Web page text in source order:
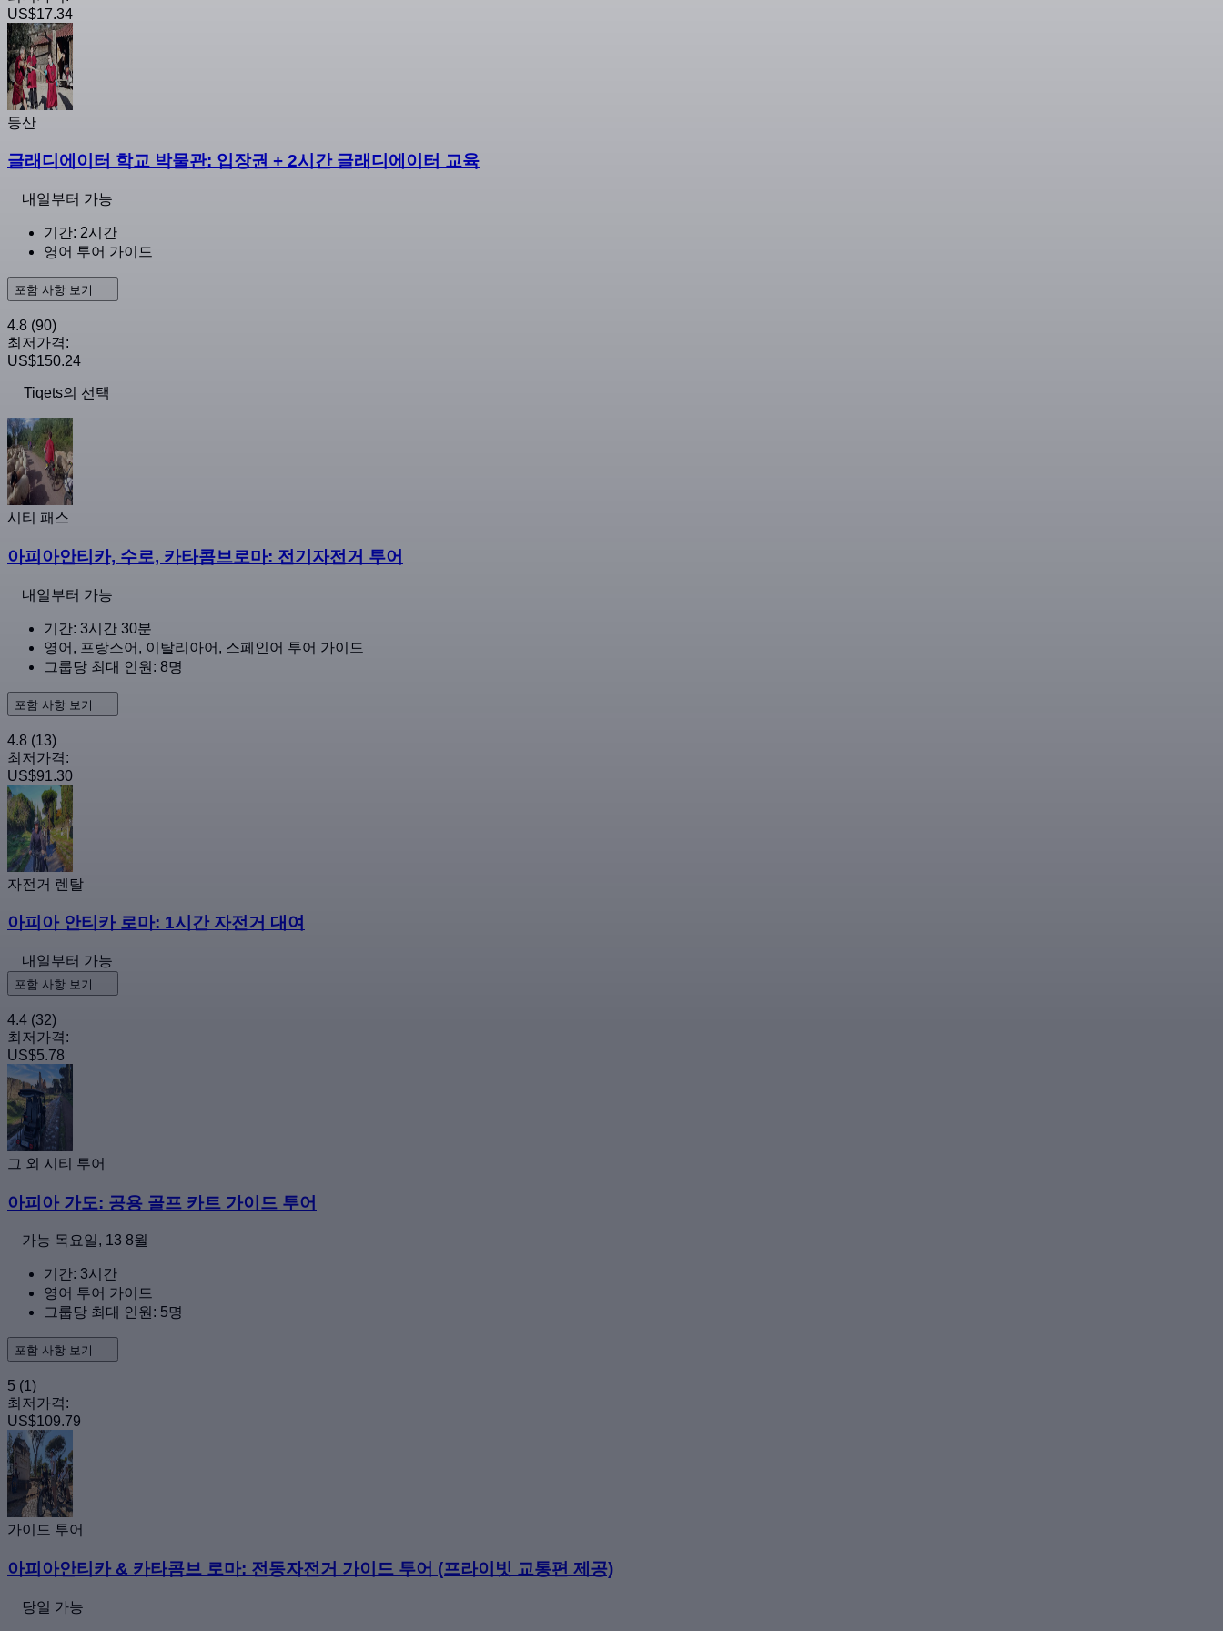
US$17.34
등산
글래디에이터 학교 박물관: 입장권 + 2시간 글래디에이터 교육
내일부터 가능
기간: 2시간
영어 투어 가이드
포함 사항 보기
4.8 (90)
최저가격:
US$150.24
Tiqets의 선택
시티 패스
아피아안티카, 수로, 카타콤브로마: 전기자전거 투어
내일부터 가능
기간: 3시간 30분
영어, 프랑스어, 이탈리아어, 스페인어 투어 가이드
그룹당 최대 인원: 8명
포함 사항 보기
4.8 (13)
최저가격:
US$91.30
자전거 렌탈
아피아 안티카 로마: 1시간 자전거 대여
내일부터 가능
포함 사항 보기
4.4 (32)
최저가격:
US$5.78
그 외 시티 투어
아피아 가도: 공용 골프 카트 가이드 투어
가능 목요일, 13 8월
기간: 3시간
영어 투어 가이드
그룹당 최대 인원: 5명
포함 사항 보기
5 (1)
최저가격:
US$109.79
가이드 투어
아피아안티카 & 카타콤브 로마: 전동자전거 가이드 투어 (프라이빗 교통편 제공)
당일 가능